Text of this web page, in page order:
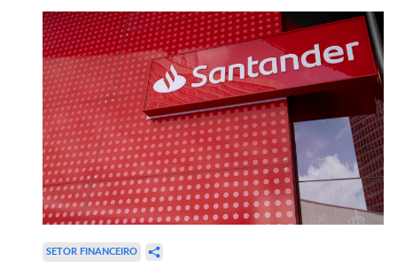
SETOR FINANCEIRO